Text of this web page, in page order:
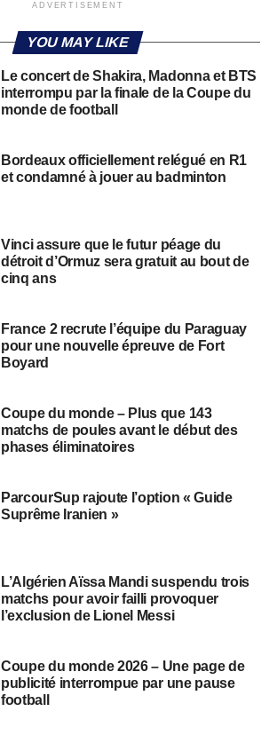
ADVERTISEMENT
YOU MAY LIKE
Le concert de Shakira, Madonna et BTS
interrompu par la finale de la Coupe du
monde de football
Bordeaux officiellement relégué en R1
et condamné à jouer au badminton
Vinci assure que le futur péage du
détroit d’Ormuz sera gratuit au bout de
cinq ans
France 2 recrute l’équipe du Paraguay
pour une nouvelle épreuve de Fort
Boyard
Coupe du monde – Plus que 143
matchs de poules avant le début des
phases éliminatoires
ParcourSup rajoute l’option « Guide
Suprême Iranien »
L’Algérien Aïssa Mandi suspendu trois
matchs pour avoir failli provoquer
l’exclusion de Lionel Messi
Coupe du monde 2026 – Une page de
publicité interrompue par une pause
football